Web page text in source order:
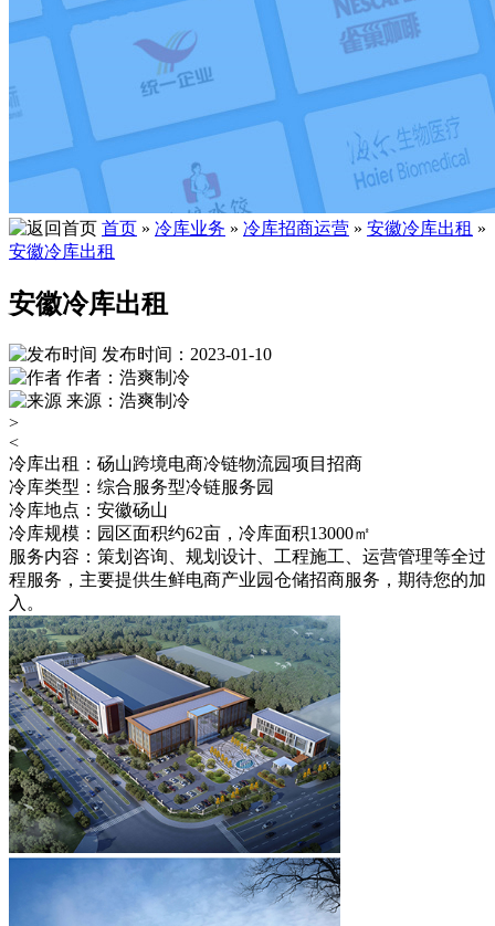
首页 » 冷库业务 » 冷库招商运营 » 安徽冷库出租 »
安徽冷库出租
安徽冷库出租
发布时间：2023-01-10
作者：浩爽制冷
来源：浩爽制冷
>
<
冷库出租：砀山跨境电商冷链物流园项目招商
冷库类型：综合服务型冷链服务园
冷库地点：安徽砀山
冷库规模：园区面积约62亩，冷库面积13000㎡
服务内容：策划咨询、规划设计、工程施工、运营管理等全过
程服务，主要提供生鲜电商产业园仓储招商服务，期待您的加
入。